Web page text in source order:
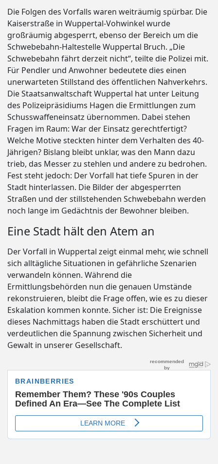
Die Folgen des Vorfalls waren weiträumig spürbar. Die
Kaiserstraße in Wuppertal-Vohwinkel wurde
großräumig abgesperrt, ebenso der Bereich um die
Schwebebahn-Haltestelle Wuppertal Bruch. „Die
Schwebebahn fährt derzeit nicht“, teilte die Polizei mit.
Für Pendler und Anwohner bedeutete dies einen
unerwarteten Stillstand des öffentlichen Nahverkehrs.
Die Staatsanwaltschaft Wuppertal hat unter Leitung
des Polizeipräsidiums Hagen die Ermittlungen zum
Schusswaffeneinsatz übernommen. Dabei stehen
Fragen im Raum: War der Einsatz gerechtfertigt?
Welche Motive steckten hinter dem Verhalten des 40-
Jährigen? Bislang bleibt unklar, was den Mann dazu
trieb, das Messer zu stehlen und andere zu bedrohen.
Fest steht jedoch: Der Vorfall hat tiefe Spuren in der
Stadt hinterlassen. Die Bilder der abgesperrten
Straßen und der stillstehenden Schwebebahn werden
noch lange im Gedächtnis der Bewohner bleiben.
Eine Stadt hält den Atem an
Der Vorfall in Wuppertal zeigt einmal mehr, wie schnell
sich alltägliche Situationen in gefährliche Szenarien
verwandeln können. Während die
Ermittlungsbehörden nun die genauen Umstände
rekonstruieren, bleibt die Frage offen, wie es zu dieser
Eskalation kommen konnte. Sicher ist: Die Ereignisse
dieses Nachmittags haben die Stadt erschüttert und
verdeutlichen die Spannung zwischen Sicherheit und
Gewalt in unserer Gesellschaft.